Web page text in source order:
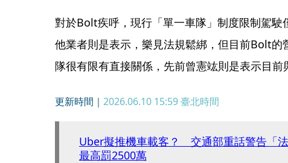
對於Bolt疾呼，現行「單一車隊」制度限制駕駛
他業者則是表示，樂見法規鬆綁，但目前Bolt的
隊很有限有直接關係，先前曾憲竑則是表示目前
更新時間｜ 2026.06.10 15:59臺北時間
Uber擬推機車載客？ 交通部重話警告「法
最高罰2500萬